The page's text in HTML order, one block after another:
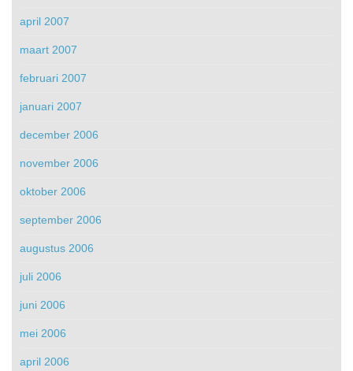
april 2007
maart 2007
februari 2007
januari 2007
december 2006
november 2006
oktober 2006
september 2006
augustus 2006
juli 2006
juni 2006
mei 2006
april 2006